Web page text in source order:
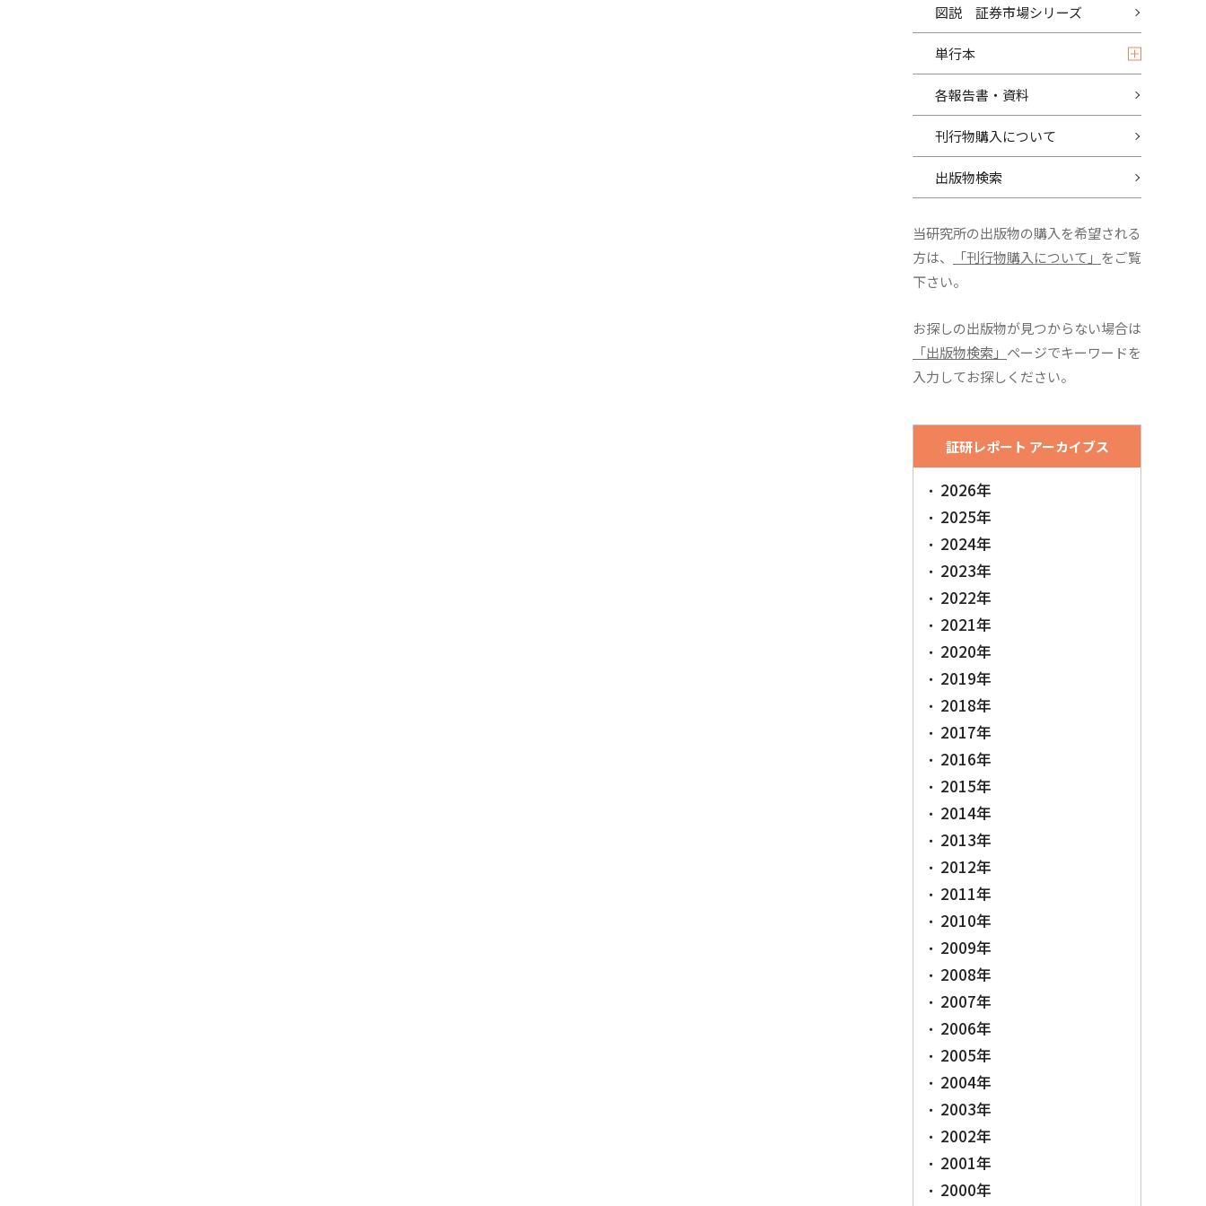
図説 証券市場シリーズ
単行本
各報告書・資料
刊行物購入について
出版物検索
当研究所の出版物の購入を希望される
方は、
「刊行物購入について」 をご覧
下さい。
お探しの出版物が見つからない場合は
「出版物検索」 ページでキーワードを
入力してお探しください。
証研レポート アーカイブス
2026年
2025年
2024年
2023年
2022年
2021年
2020年
2019年
2018年
2017年
2016年
2015年
2014年
2013年
2012年
2011年
2010年
2009年
2008年
2007年
2006年
2005年
2004年
2003年
2002年
2001年
2000年